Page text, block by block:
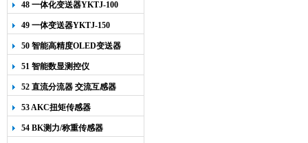
48 一体化变送器YKTJ-100
49 一体变送器YKTJ-150
50 智能高精度OLED变送器
YK-218
51 智能数显测控仪
52 直流分流器 交流互感器
53 AKC扭矩传感器
54 BK测力/称重传感器